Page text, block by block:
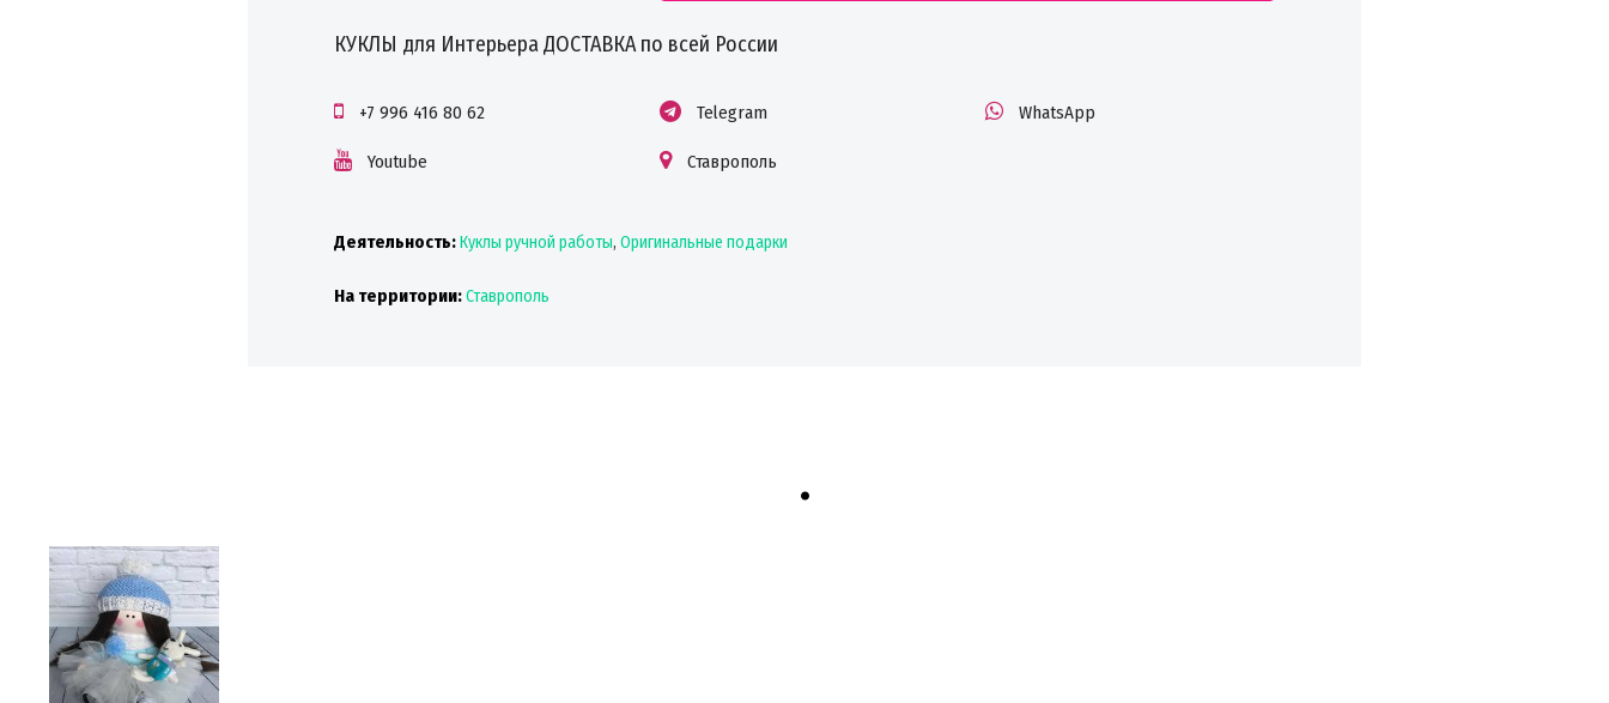
КУКЛЫ для Интерьера ДОСТАВКА по всей России
+7 996 416 80 62 Telegram WhatsApp
Youtube Ставрополь
Деятельность:Куклы ручной работы, Оригинальные подарки
На территории:Ставрополь
.